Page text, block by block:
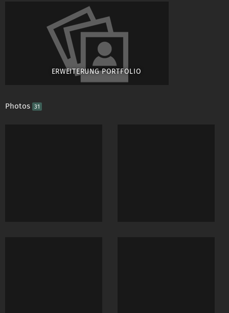
Ich freue mich auf
Gabriela
ERWEITERUNG PORTFOLIO
Photos 31